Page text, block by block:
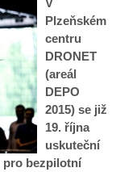
Plzeňském
centru
DRONET
(areál
DEPO
2015) se již
19. října
uskuteční
pro bezpilotní